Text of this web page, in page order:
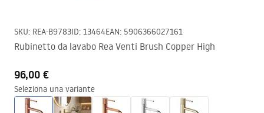
SKU: REA-B9783ID: 13464EAN: 5906366027161
Rubinetto da lavabo Rea Venti Brush Copper High
96,00 €
Seleziona una variante